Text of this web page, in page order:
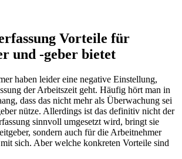
Vorteile für
und -geber bietet
haben leider eine negative Einstellung,
der Arbeitszeit geht. Häufig hört man in
dass das nicht mehr als Überwachung sei
nütze. Allerdings ist das definitiv nicht der
sinnvoll umgesetzt wird, bringt sie
sondern auch für die Arbeitnehmer
sich. Aber welche konkreten Vorteile sind